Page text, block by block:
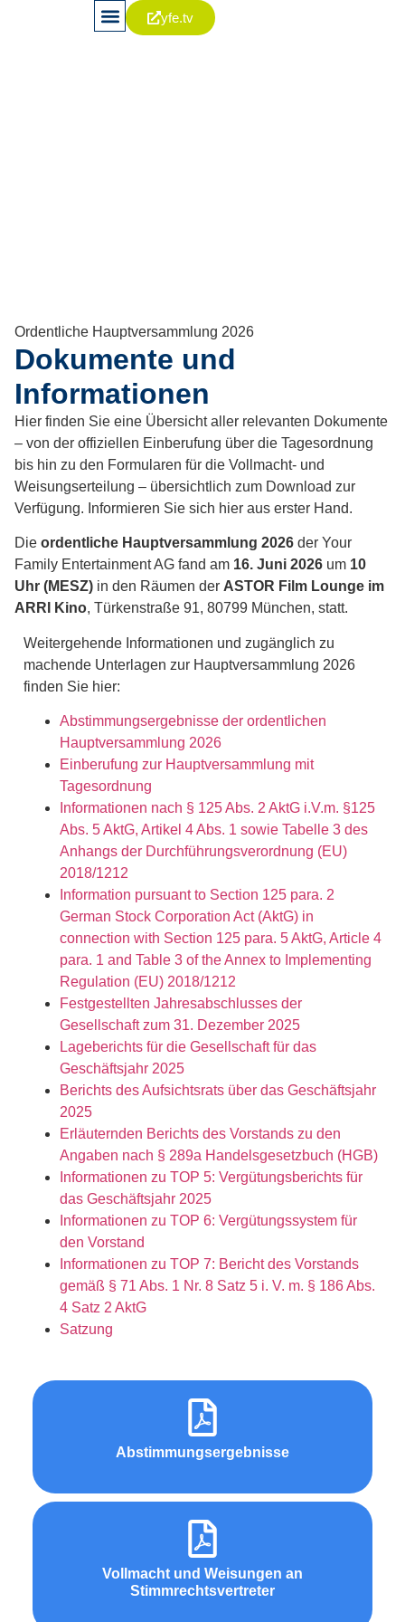
yfe.tv
Ordentliche Hauptversammlung 2026
Dokumente und
Informationen
Hier finden Sie eine Übersicht aller relevanten Dokumente
– von der offiziellen Einberufung über die Tagesordnung
bis hin zu den Formularen für die Vollmacht- und
Weisungserteilung – übersichtlich zum Download zur
Verfügung. Informieren Sie sich hier aus erster Hand.
Die ordentliche Hauptversammlung 2026 der Your
Family Entertainment AG fand am 16. Juni 2026 um 10
Uhr (MESZ) in den Räumen der ASTOR Film Lounge im
ARRI Kino, Türkenstraße 91, 80799 München, statt.
Weitergehende Informationen und zugänglich zu
machende Unterlagen zur Hauptversammlung 2026
finden Sie hier:
Abstimmungsergebnisse der ordentlichen
Hauptversammlung 2026
Einberufung zur Hauptversammlung mit
Tagesordnung
Informationen nach § 125 Abs. 2 AktG i.V.m. §125
Abs. 5 AktG, Artikel 4 Abs. 1 sowie Tabelle 3 des
Anhangs der Durchführungsverordnung (EU)
2018/1212
Information pursuant to Section 125 para. 2
German Stock Corporation Act (AktG) in
connection with Section 125 para. 5 AktG, Article 4
para. 1 and Table 3 of the Annex to Implementing
Regulation (EU) 2018/1212
Festgestellten Jahresabschlusses der
Gesellschaft zum 31. Dezember 2025
Lageberichts für die Gesellschaft für das
Geschäftsjahr 2025
Berichts des Aufsichtsrats über das Geschäftsjahr
2025
Erläuternden Berichts des Vorstands zu den
Angaben nach § 289a Handelsgesetzbuch (HGB)
Informationen zu TOP 5: Vergütungsberichts für
das Geschäftsjahr 2025
Informationen zu TOP 6: Vergütungssystem für
den Vorstand
Informationen zu TOP 7: Bericht des Vorstands
gemäß § 71 Abs. 1 Nr. 8 Satz 5 i. V. m. § 186 Abs.
4 Satz 2 AktG
Satzung
Abstimmungsergebnisse
Vollmacht und Weisungen an
Stimmrechtsvertreter